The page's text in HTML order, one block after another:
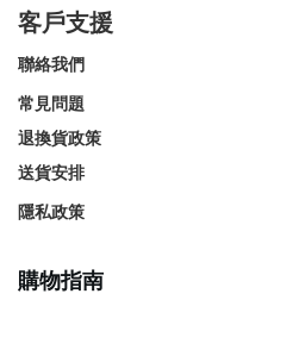
客戶支援
聯絡我們
常見問題
退換貨政策
送貨安排
隱私政策
購物指南